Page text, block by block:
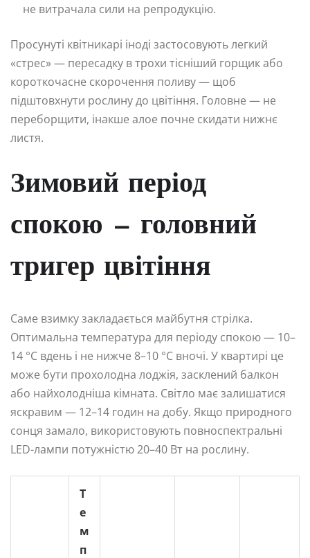
не витрачала сили на репродукцію.
Просунуті квітникарі іноді застосовують легкий
«стрес» — пересадку в трохи тісніший горщик або
короткочасне скорочення поливу — щоб
підштовхнути рослину до цвітіння. Головне — не
переборщити, інакше алое почне скидати нижнє
листя.
Зимовий період
спокою — головний
тригер цвітіння
Саме взимку закладається майбутня стрілка.
Оптимальна температура для періоду спокою — 10–
14 °C вдень і не нижче 8–10 °C вночі. У квартирі це
може бути прохолодна лоджія, засклений балкон
або найхолодніша кімната. Світло має залишатися
яскравим — 12–14 годин на добу. Якщо природного
сонця замало, використовують повноспектральні
LED-лампи потужністю 20–40 Вт на рослину.
Т
е
м
п